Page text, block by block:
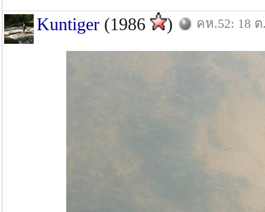
Kuntiger (1986 ) คห.52: 18